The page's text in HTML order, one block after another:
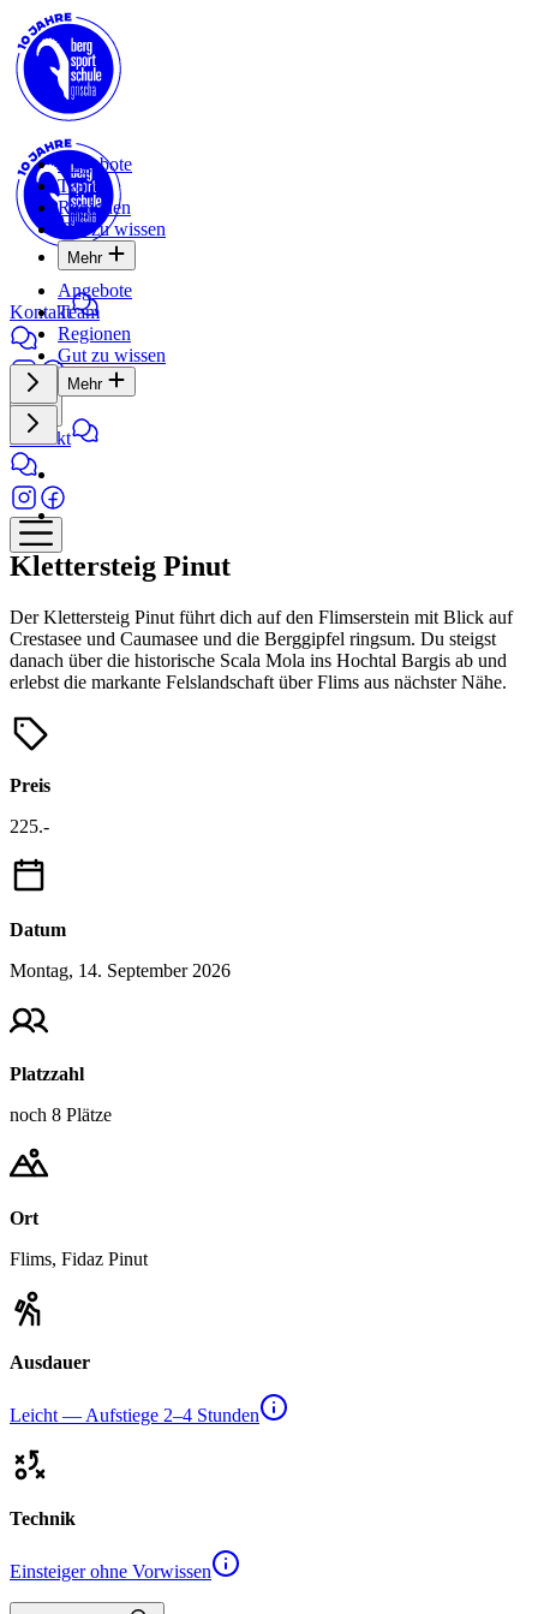
Angebote
Team
Regionen
Gut zu wissen
Mehr
Kontakt
Angebote
Team
Regionen
Gut zu wissen
Mehr
Kontakt
Klettersteig Pinut
Der Klettersteig Pinut führt dich auf den Flimserstein mit Blick auf
Crestasee und Caumasee und die Berggipfel ringsum. Du steigst
danach über die historische Scala Mola ins Hochtal Bargis ab und
erlebst die markante Felslandschaft über Flims aus nächster Nähe.
Preis
225.-
Datum
Montag, 14. September 2026
Platzzahl
noch 8 Plätze
Ort
Flims, Fidaz Pinut
Ausdauer
Leicht — Aufstiege 2–4 Stunden
Technik
Einsteiger ohne Vorwissen